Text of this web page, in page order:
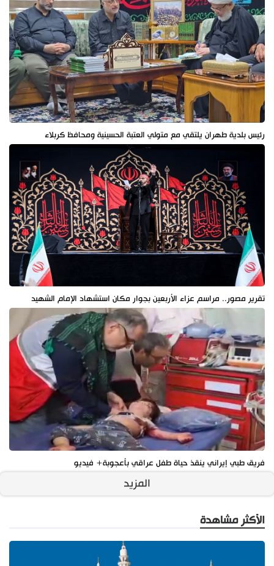
رئيس بلدية طهران يلتقي مع متولي العتبة الحسينية ومحافظ كربلاء
تقرير مصور.. مراسم عزاء الأربعين بجوار مكان استشهاد الإمام الشهيد
فريق طبي إيراني ينقذ حياة طفل عراقي بأعجوبة+ فيديو
المزيد
الأكثر مشاهدة